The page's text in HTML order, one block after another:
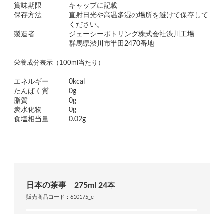
賞味期限
キャップに記載
保存方法
直射日光や高温多湿の場所を避けて保存して
ください。
製造者
ジェーシーボトリング株式会社渋川工場
群馬県渋川市半田2470番地
栄養成分表示（100ml当たり）
エネルギー
0kcal
たんぱく質
0g
脂質
0g
炭水化物
0g
食塩相当量
0.02g
日本の茶事 275ml 24本
販売商品コード：610175_e